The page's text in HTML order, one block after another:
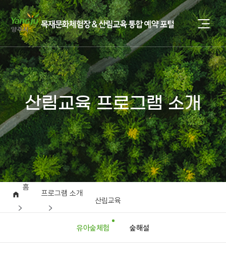
산림교육 프로그램 소개
홈
프로그램 소개
산림교육
유아숲체험 숲해설